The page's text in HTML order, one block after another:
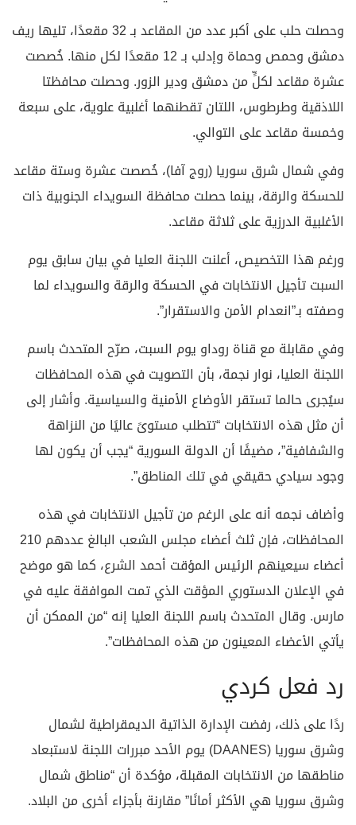
وحصلت حلب على أكبر عدد من المقاعد بـ 32 مقعدًا، تليها ريف
دمشق وحمص وحماة وإدلب بـ 12 مقعدًا لكل منها. خُصصت
عشرة مقاعد لكلٍّ من دمشق ودير الزور. وحصلت محافظتا
اللاذقية وطرطوس، اللتان تقطنهما أغلبية علوية، على سبعة
وخمسة مقاعد على التوالي.
وفي شمال شرق سوريا (روج آفا)، خُصصت عشرة وستة مقاعد
للحسكة والرقة، بينما حصلت محافظة السويداء الجنوبية ذات
الأغلبية الدرزية على ثلاثة مقاعد.
ورغم هذا التخصيص، أعلنت اللجنة العليا في بيان سابق يوم
السبت تأجيل الانتخابات في الحسكة والرقة والسويداء لما
وصفته بـ”انعدام الأمن والاستقرار”.
وفي مقابلة مع قناة روداو يوم السبت، صرّح المتحدث باسم
اللجنة العليا، نوار نجمة، بأن التصويت في هذه المحافظات
سيُجرى حالما تستقر الأوضاع الأمنية والسياسية. وأشار إلى
أن مثل هذه الانتخابات “تتطلب مستوىً عاليًا من النزاهة
والشفافية”، مضيفًا أن الدولة السورية “يجب أن يكون لها
وجود سيادي حقيقي في تلك المناطق”.
وأضاف نجمه أنه على الرغم من تأجيل الانتخابات في هذه
المحافظات، فإن ثلث أعضاء مجلس الشعب البالغ عددهم 210
أعضاء سيعينهم الرئيس المؤقت أحمد الشرع، كما هو موضح
في الإعلان الدستوري المؤقت الذي تمت الموافقة عليه في
مارس. وقال المتحدث باسم اللجنة العليا إنه “من الممكن أن
يأتي الأعضاء المعينون من هذه المحافظات”.
رد فعل كردي
ردًا على ذلك، رفضت الإدارة الذاتية الديمقراطية لشمال
وشرق سوريا (DAANES) يوم الأحد مبررات اللجنة لاستبعاد
مناطقها من الانتخابات المقبلة، مؤكدة أن “مناطق شمال
وشرق سوريا هي الأكثر أمانًا” مقارنة بأجزاء أخرى من البلاد.